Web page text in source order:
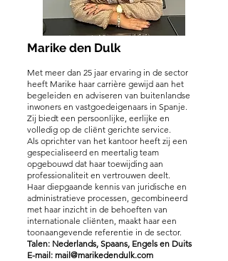
Marike den Dulk
Met meer dan 25 jaar ervaring in de sector
heeft Marike haar carrière gewijd aan het
begeleiden en adviseren van buitenlandse
inwoners en vastgoedeigenaars in Spanje.
Zij biedt een persoonlijke, eerlijke en
volledig op de cliënt gerichte service.
Als oprichter van het kantoor heeft zij een
gespecialiseerd en meertalig team
opgebouwd dat haar toewijding aan
professionaliteit en vertrouwen deelt.
Haar diepgaande kennis van juridische en
administratieve processen, gecombineerd
met haar inzicht in de behoeften van
internationale cliënten, maakt haar een
toonaangevende referentie in de sector.
Talen: Nederlands, Spaans, Engels en Duits
E-mail: mail@marikedendulk.com